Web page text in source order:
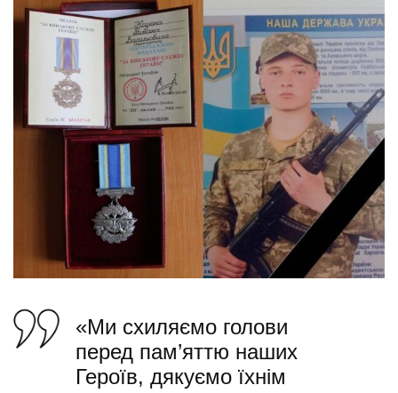
«Ми схиляємо голови
перед пам’яттю наших
Героїв, дякуємо їхнім